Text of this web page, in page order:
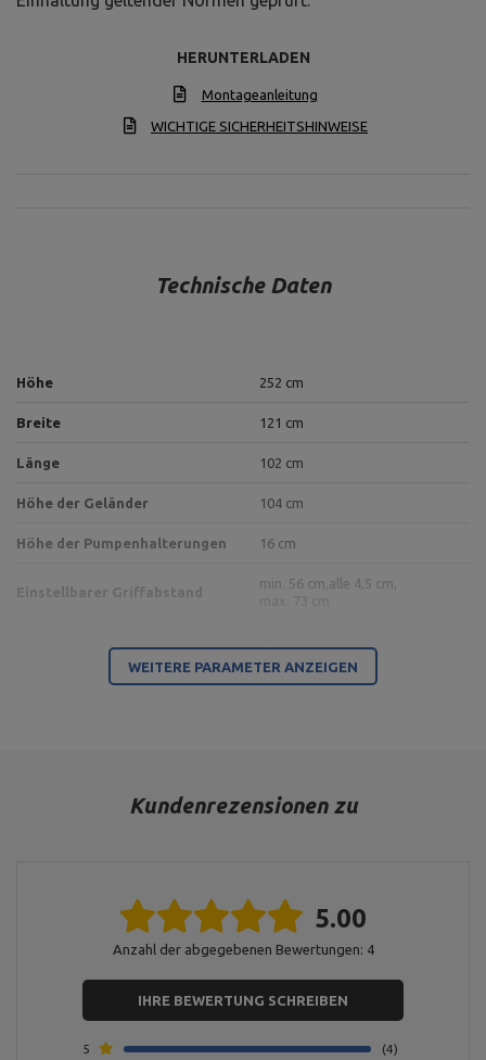
HERUNTERLADEN
Montageanleitung
WICHTIGE SICHERHEITSHINWEISE
Technische Daten
Höhe 252 cm
Breite 121 cm
Länge 102 cm
Höhe der Geländer 104 cm
Höhe der Pumpenhalterungen 16 cm
Einstellbarer Griffabstand
min. 56 cm,alle 4,5 cm,
Gewichtsbelastung 200 kg
Neu
Für dieses Produkt verantwortliche Stelle in der EU
Postal Code:
WEITERE PARAMETER ANZEIGEN
Kundenrezensionen zu
5.00
Anzahl der abgegebenen Bewertungen: 4
IHRE BEWERTUNG SCHREIBEN
5
4